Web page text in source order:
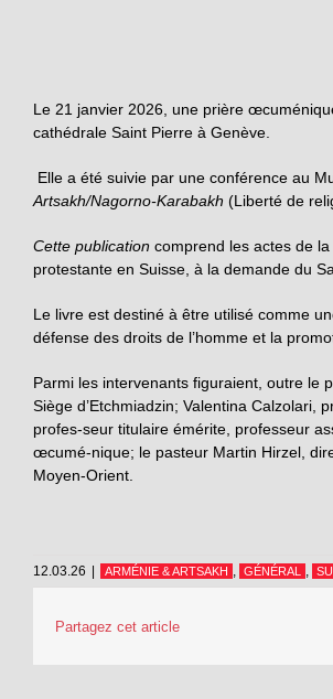
Le 21 janvier 2026, une prière
cathédrale Saint Pierre à Genève.
Elle a été suivie par une conférence au
Artsakh/Nagorno-Karabakh (Liberté de
Cette publication comprend les actes de
protestante en Suisse, à la demande du
Le livre est destiné à être utilisé comme
défense des droits de l’homme et la
Parmi les intervenants figuraient, outre le
Siège d’Etchmiadzin; Valentina Calzolari,
profes-seur titulaire émérite, professeur
œcumé-nique; le pasteur Martin Hirzel,
Moyen-Orient.
12.03.26 ARMÉNIE & ARTSAKH , GÉNÉRAL ,
Partagez cet article